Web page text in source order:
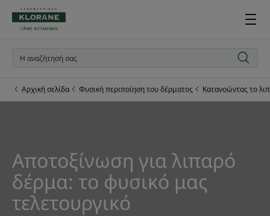
Αρχική σελίδα Φυσική περιποίηση του δέρματος Κατανοώντας το
Αποτοξίνωση για λιπαρό
δέρμα: το φυσικό μας
τελετουργικό